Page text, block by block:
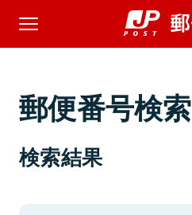
郵便番号検索
検索結果